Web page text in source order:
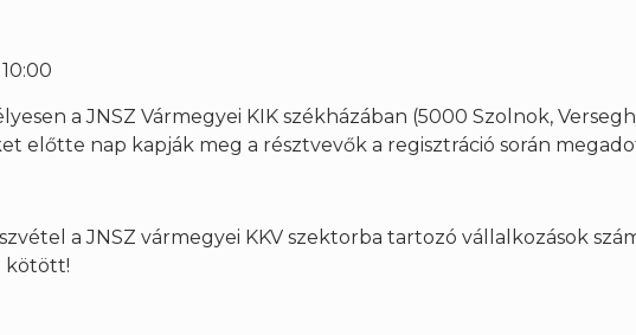
a JNSZ Vármegyei KIK székházában (5000 Szolnok,
előtte nap kapják meg a résztvevők a regisztráció során
a JNSZ vármegyei KKV szektorba tartozó vállalkozások
kötött!